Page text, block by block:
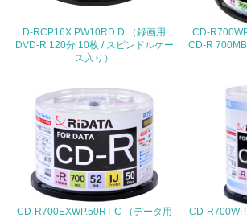
を行っている
包装・物流
非該当（包装・物流を必要とする業務を行ってい
D-RCP16X.PW10RD D （録画用
DVD-R 120分 10枚 / スピンドルケー
ス入り）
CD-
CD-R
CD-R700EXWP.50RT C （データ用
CD-